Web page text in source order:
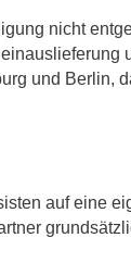
nicht
und Berlin,
auf eine